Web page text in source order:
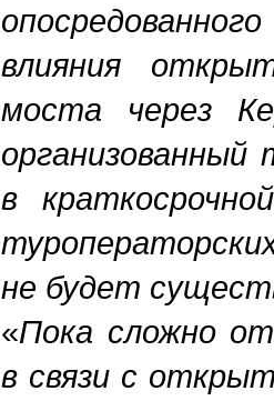
влияния
моста через
в
не будет
«Пока сложно
в связи с